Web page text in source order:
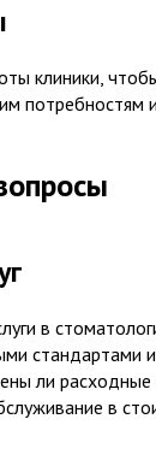
клиники,
потребностям
в
стандартами
ли
в